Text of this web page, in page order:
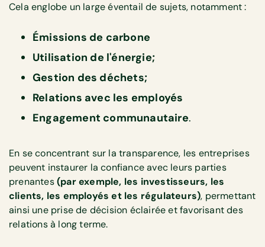
Cela englobe un large éventail de sujets, notamment :
Émissions de carbone
Utilisation de l'énergie;
Gestion des déchets;
Relations avec les employés
Engagement communautaire.
En se concentrant sur la transparence, les entreprises
peuvent instaurer la confiance avec leurs parties
prenantes(par exemple, les investisseurs, les
clients, les employés et les régulateurs), permettant
ainsi une prise de décision éclairée et favorisant des
relations à long terme.